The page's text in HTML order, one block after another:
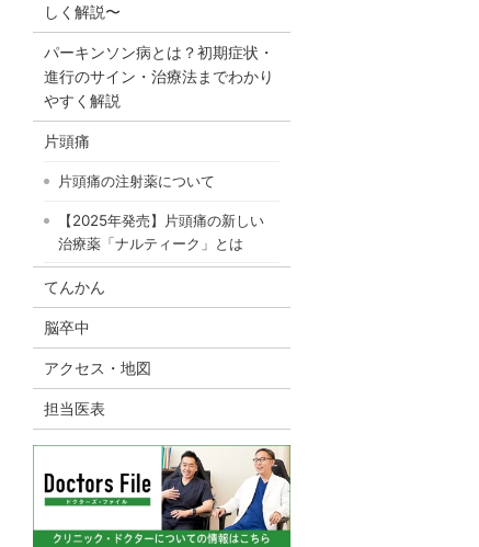
しく解説〜
パーキンソン病とは？初期症状・
進行のサイン・治療法までわかり
やすく解説
片頭痛
片頭痛の注射薬について
【2025年発売】片頭痛の新しい
治療薬「ナルティーク」とは
てんかん
脳卒中
アクセス・地図
担当医表